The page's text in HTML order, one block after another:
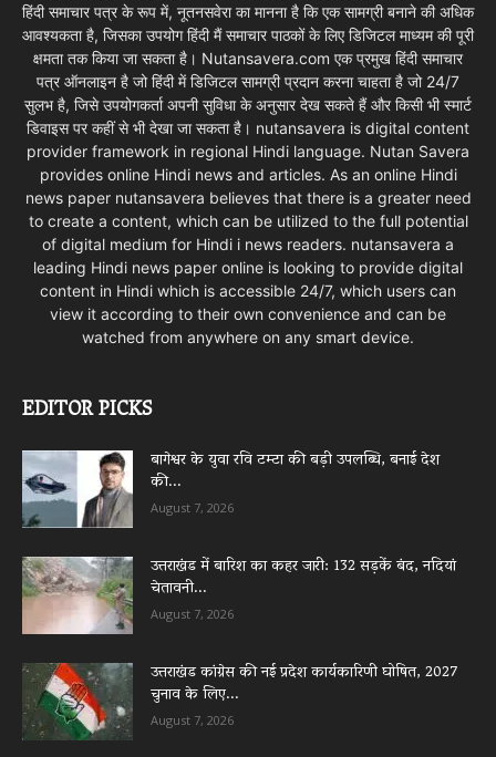
हिंदी समाचार पत्र के रूप में, नूतनसवेरा का मानना है कि एक सामग्री बनाने की अधिक
आवश्यकता है, जिसका उपयोग हिंदी मैं समाचार पाठकों के लिए डिजिटल माध्यम की पूरी
क्षमता तक किया जा सकता है। Nutansavera.com एक प्रमुख हिंदी समाचार
पत्र ऑनलाइन है जो हिंदी में डिजिटल सामग्री प्रदान करना चाहता है जो 24/7
सुलभ है, जिसे उपयोगकर्ता अपनी सुविधा के अनुसार देख सकते हैं और किसी भी स्मार्ट
डिवाइस पर कहीं से भी देखा जा सकता है। nutansavera is digital content
provider framework in regional Hindi language. Nutan Savera
provides online Hindi news and articles. As an online Hindi
news paper nutansavera believes that there is a greater need
to create a content, which can be utilized to the full potential
of digital medium for Hindi i news readers. nutansavera a
leading Hindi news paper online is looking to provide digital
content in Hindi which is accessible 24/7, which users can
view it according to their own convenience and can be
watched from anywhere on any smart device.
EDITOR PICKS
बागेश्वर के युवा रवि टम्टा की बड़ी उपलब्धि, बनाई देश
की...
August 7, 2026
उत्तराखंड में बारिश का कहर जारी: 132 सड़कें बंद, नदियां
चेतावनी...
August 7, 2026
उत्तराखंड कांग्रेस की नई प्रदेश कार्यकारिणी घोषित, 2027
चुनाव के लिए...
August 7, 2026